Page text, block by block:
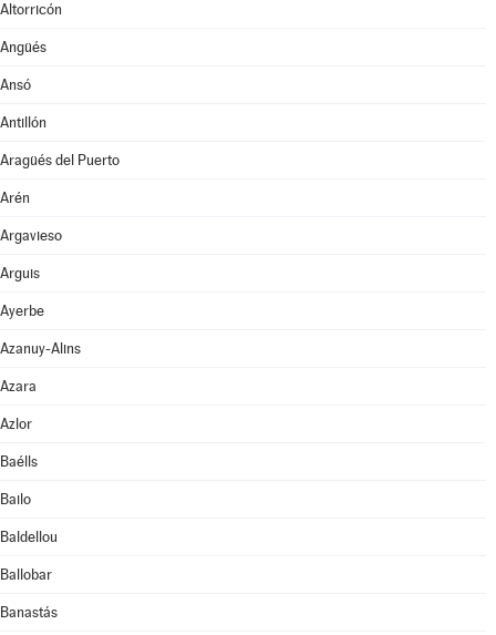
Altorricón
Angüés
Ansó
Antillón
Aragüés del Puerto
Arén
Argavieso
Arguis
Ayerbe
Azanuy-Alins
Azara
Azlor
Baélls
Bailo
Baldellou
Ballobar
Banastás